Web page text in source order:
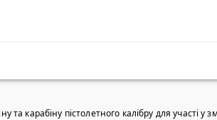
та карабіну пістолетного калібру для участі